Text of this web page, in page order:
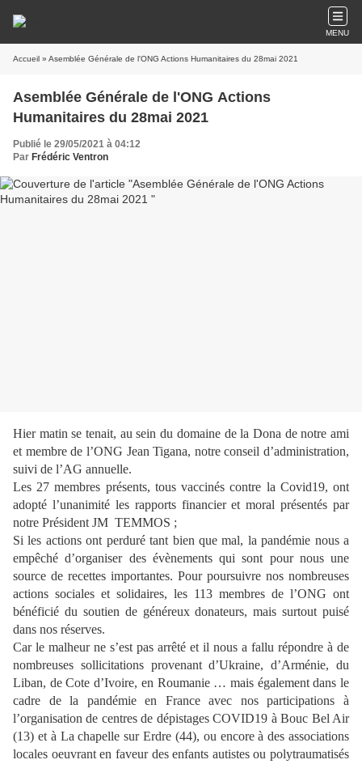
MENU
Accueil » Asemblée Générale de l'ONG Actions Humanitaires du 28mai 2021
Asemblée Générale de l'ONG Actions
Humanitaires du 28mai 2021
Publié le 29/05/2021 à 04:12
Par Frédéric Ventron
Hier matin se tenait, au sein du domaine de la Dona de notre ami
et membre de l’ONG Jean Tigana, notre conseil d’administration,
suivi de l’AG annuelle.
Les 27 membres présents, tous vaccinés contre la Covid19, ont
adopté l’unanimité les rapports financier et moral présentés par
notre Président JM TEMMOS ;
Si les actions ont perduré tant bien que mal, la pandémie nous a
empêché d’organiser des évènements qui sont pour nous une
source de recettes importantes. Pour poursuivre nos nombreuses
actions sociales et solidaires, les 113 membres de l’ONG ont
bénéficié du soutien de généreux donateurs, mais surtout puisé
dans nos réserves.
Car le malheur ne s’est pas arrêté et il nous a fallu répondre à de
nombreuses sollicitations provenant d’Ukraine, d’Arménie, du
Liban, de Cote d’Ivoire, en Roumanie … mais également dans le
cadre de la pandémie en France avec nos participations à
l’organisation de centres de dépistages COVID19 à Bouc Bel Air
(13) et à La chapelle sur Erdre (44), ou encore à des associations
locales oeuvrant en faveur des enfants autistes ou polytraumatisés